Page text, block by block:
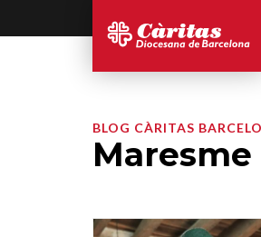
BLOG CÀRITAS
Maresme